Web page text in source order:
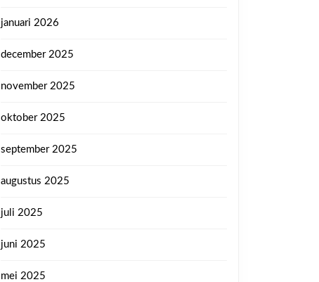
januari 2026
december 2025
november 2025
oktober 2025
september 2025
augustus 2025
juli 2025
juni 2025
mei 2025